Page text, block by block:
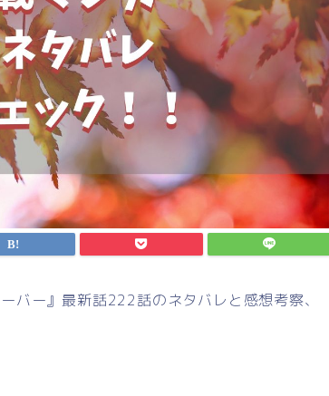
バー』最新話222話のネタバレと感想考察、